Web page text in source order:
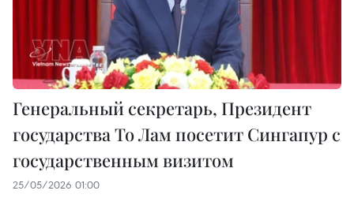
Генеральный секретарь, Президент
государства То Лам посетит Сингапур с
государственным визитом
25/05/2026 01:00